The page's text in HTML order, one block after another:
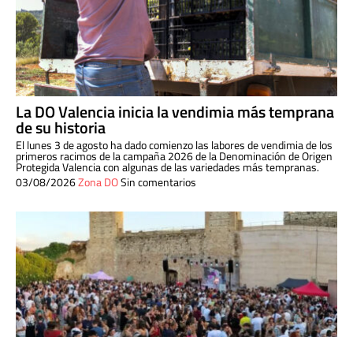
La DO Valencia inicia la vendimia más temprana
de su historia
El lunes 3 de agosto ha dado comienzo las labores de vendimia de los
primeros racimos de la campaña 2026 de la Denominación de Origen
Protegida Valencia con algunas de las variedades más tempranas.
03/08/2026Zona DOSin comentarios